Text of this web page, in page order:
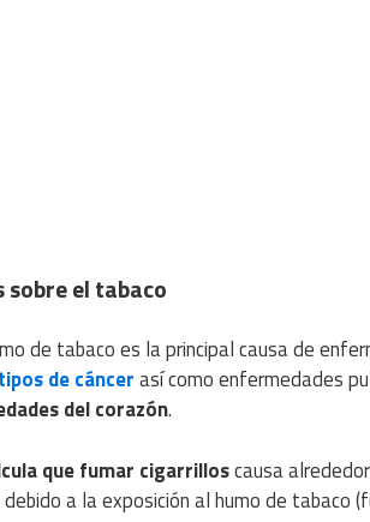
sobre el tabaco
de tabaco es la principal causa de
tipos de cáncerasí como enfermedades
del corazón.
que fumar cigarrilloscausa
a la exposición al humo de tabaco